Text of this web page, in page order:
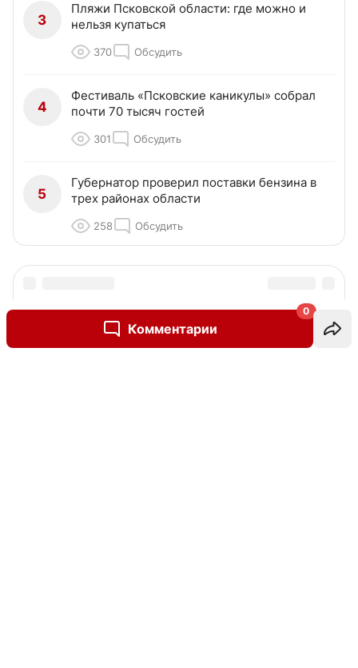
Комментарии
0
3
Пляжи Псковской области: где можно и
нельзя купаться
370 Обсудить
4
Фестиваль «Псковские каникулы» собрал
почти 70 тысяч гостей
301 Обсудить
5
Губернатор проверил поставки бензина в
трех районах области
258 Обсудить